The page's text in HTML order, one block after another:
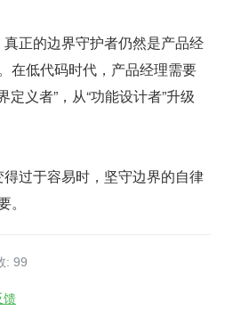
在低代码时代，产品经理需要
定义者”，从“功能设计者”升级
: 99
馈